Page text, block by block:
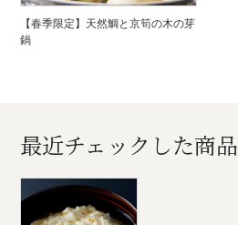
【春季限定】天然鯛と京筍の木の芽
鍋
最近チェックした商品